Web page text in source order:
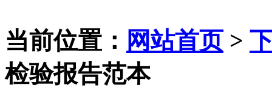
当前位置： 网站首页>
检验报告范本